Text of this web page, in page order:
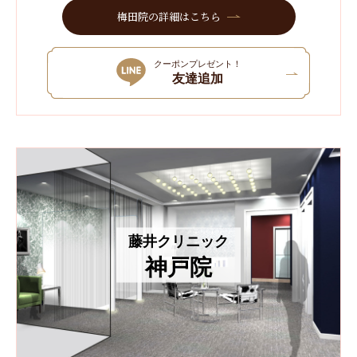
梅田院の詳細はこちら
クーポンプレゼント！
友達追加
藤井クリニック
神戸院